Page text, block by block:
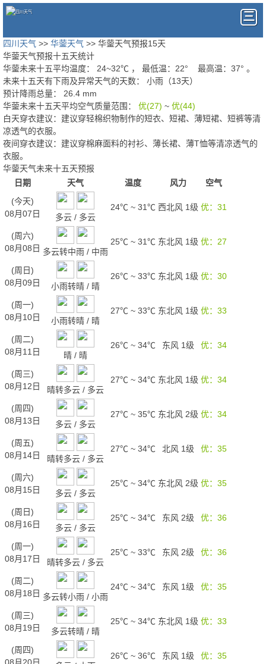
四川天气 >> 华蓥天气 >> 华蓥天气预报15天
华蓥天气预报十五天统计
华蓥未来十五平均温度： 24~32℃ ， 最低温： 22° 最高温： 37° 。
未来十五天有下雨及异常天气的天数： 小雨（13天）
预计降雨总量：
26.4 mm
华蓥未来十五天平均空气质量范围： 优(27) ~ 优(44)
白天穿衣建议： 建议穿轻棉织物制作的短衣、短裙、薄短裙、短裤等清
凉透气的衣服。
夜间穿衣建议： 建议穿棉麻面料的衬衫、薄长裙、薄T恤等清凉透气的
衣服。
华蓥天气未来十五天预报
日期
天气 温度 风力
空气
(今天)
08月07日
多云 / 多云
24℃ ~ 31℃ 西北风 1级 优：31
(周六)
08月08日 多云转中雨 / 中雨
25℃ ~ 31℃ 东北风 1级 优：27
(周日)
08月09日
小雨转晴 / 晴
26℃ ~ 33℃ 东北风 1级 优：30
(周一)
08月10日
小雨转晴 / 晴
27℃ ~ 33℃ 东北风 1级 优：33
(周二)
08月11日
晴 / 晴
26℃ ~ 34℃ 东风 1级 优：34
(周三)
08月12日
晴转多云 / 多云
27℃ ~ 34℃ 东北风 1级 优：34
(周四)
08月13日
多云 / 多云
27℃ ~ 35℃ 东北风 2级 优：34
(周五)
08月14日
晴转多云 / 多云
27℃ ~ 34℃ 北风 1级 优：35
(周六)
08月15日
多云 / 多云
25℃ ~ 34℃ 东北风 2级 优：35
(周日)
08月16日
多云 / 多云
25℃ ~ 34℃ 东风 2级 优：36
(周一)
08月17日
晴转多云 / 多云
25℃ ~ 33℃ 东风 2级 优：36
(周二)
08月18日 多云转小雨 / 小雨
24℃ ~ 34℃ 东风 1级 优：35
(周三)
08月19日
多云转晴 / 晴
25℃ ~ 34℃ 东北风 1级 优：33
(周四)
26℃ ~ 36℃ 东风 1级 优：35